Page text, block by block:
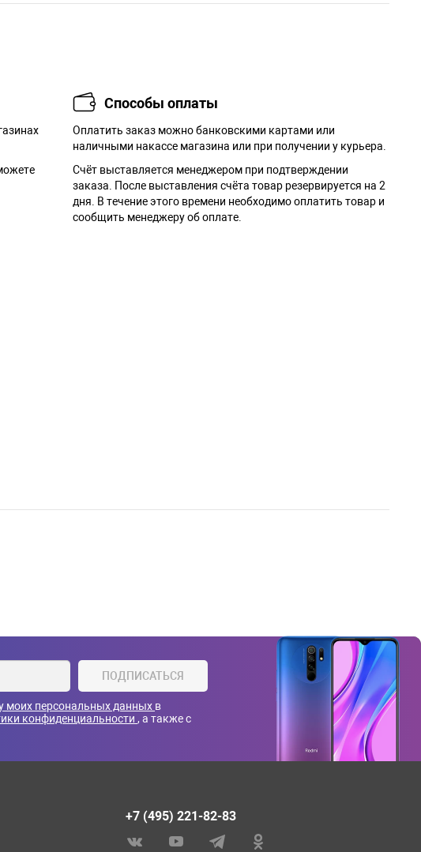
Способы оплаты
Оплатить заказ можно банковскими картами или
наличными накассе магазина или при получении у курьера.
Cчёт выставляется менеджером при подтверждении
заказа. После выставления счёта товар резервируется на 2
дня. В течение этого времени необходимо оплатить товар и
сообщить менеджеру об оплате.
ПОДПИСАТЬСЯ
моих персональных данных в
конфиденциальности , а также с
+7 (495) 221-82-83